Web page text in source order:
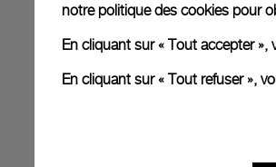
notre politique des cookies pour
En cliquant sur « Tout accepter
En cliquant sur « Tout refuser »,